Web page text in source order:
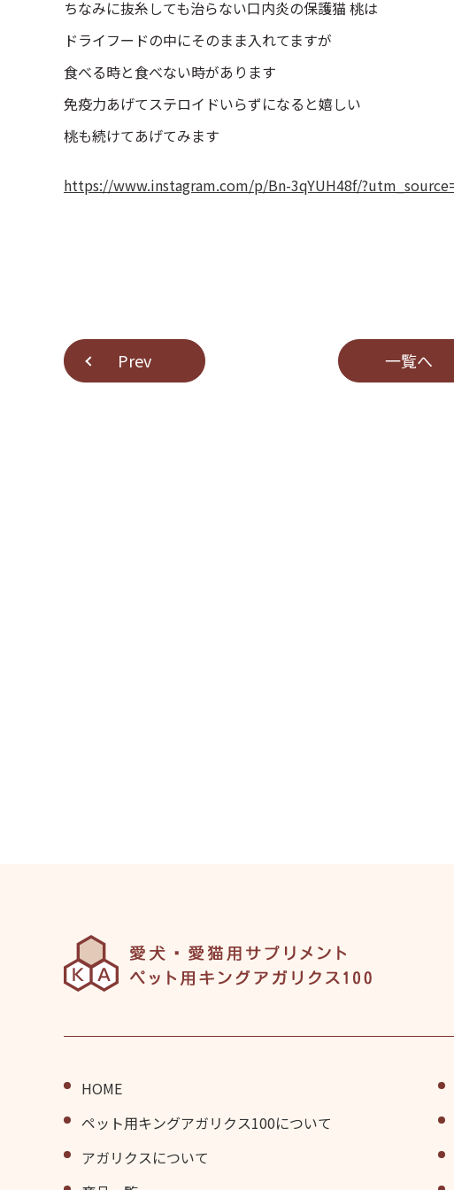
ちなみに抜糸しても治らない口内炎の保護猫 桃は
ドライフードの中にそのまま入れてますが
食べる時と食べない時があります
免疫力あげてステロイドいらずになると嬉しい
桃も続けてあげてみます
https://www.instagram.com/p/Bn-3qYUH48f/
Prev ⼀覧へ
HOME
ペット⽤キングアガリクス100について
アガリクスについて